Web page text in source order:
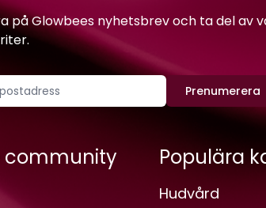
på Glowbees nyhetsbrev och ta del av
Prenumerera
community Populära
Hudvård